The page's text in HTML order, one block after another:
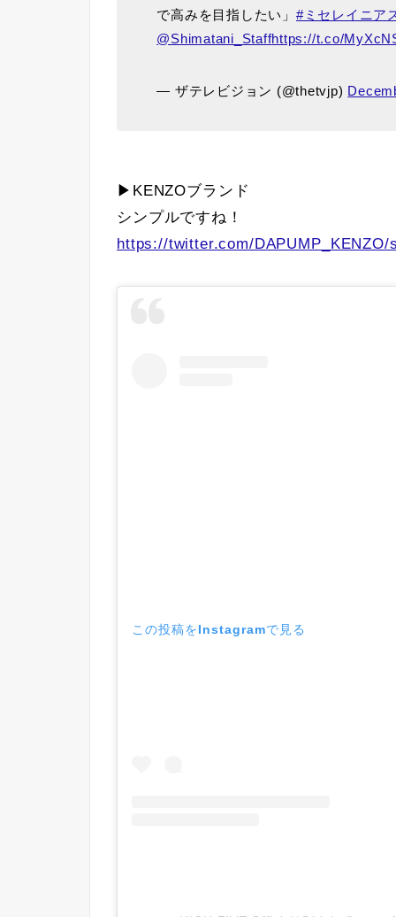
で高みを目指したい」 #ミセレイニア
@Shimatani_Staffhttps://t.co/
— ザテレビジョン (@thetvjp)
▶KENZOブランド
シンプルですね！
https://twitter.com/
この投稿をInstagramで見る